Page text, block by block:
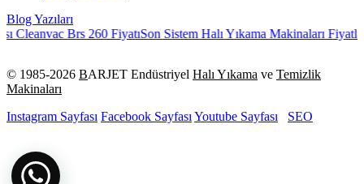
Blog Yazıları
Cleanvac Brs 260 FiyatıSon Sistem Halı Yıkama Makinaları Fiyatları
© 1985-2026 BARJET Endüstriyel Halı Yıkama ve Temizlik
Makinaları
Instagram Sayfası Facebook SayfasıYoutube Sayfası SEO